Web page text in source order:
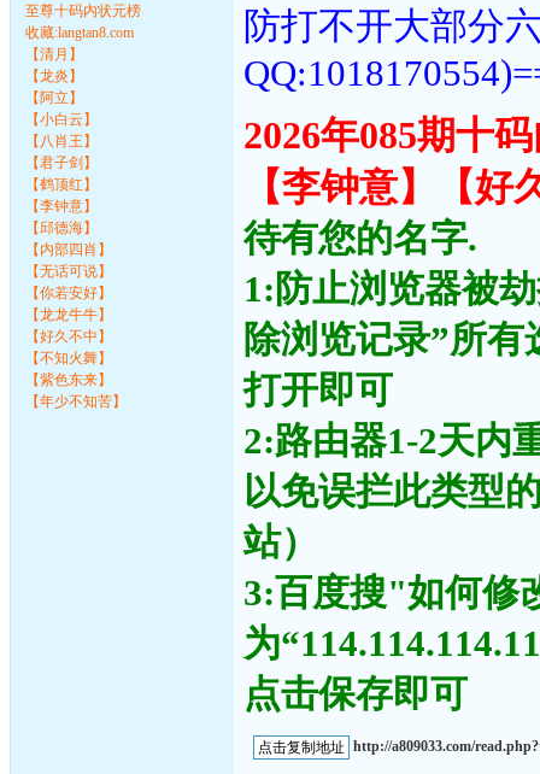
至尊十码内状元榜
收藏:langtan8.com
【清月】
【龙炎】
【阿立】
【小白云】
【八肖王】
【君子剑】
【鹤顶红】
【李钟意】
【邱德海】
【内部四肖】
【无话可说】
【你若安好】
【龙龙牛牛】
【好久不中】
【不知火舞】
【紫色东来】
【年少不知苦】
防打不开大部分
2026年085期十
【李钟意】【
待有您的名字.
1:防止浏览器被
除浏览记录”所
打开即可
2:路由器1-2天内
以免误拦此类型
站）
3:百度搜"如何修
为
点击保存即可
http://a809033.com/